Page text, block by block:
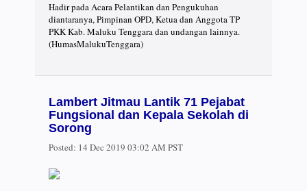
Hadir pada Acara Pelantikan dan Pengukuhan
diantaranya, Pimpinan OPD, Ketua dan Anggota TP
PKK Kab. Maluku Tenggara dan undangan lainnya.
(HumasMalukuTenggara)
Lambert Jitmau Lantik 71 Pejabat
Fungsional dan Kepala Sekolah di
Sorong
Posted: 14 Dec 2019 03:02 AM PST